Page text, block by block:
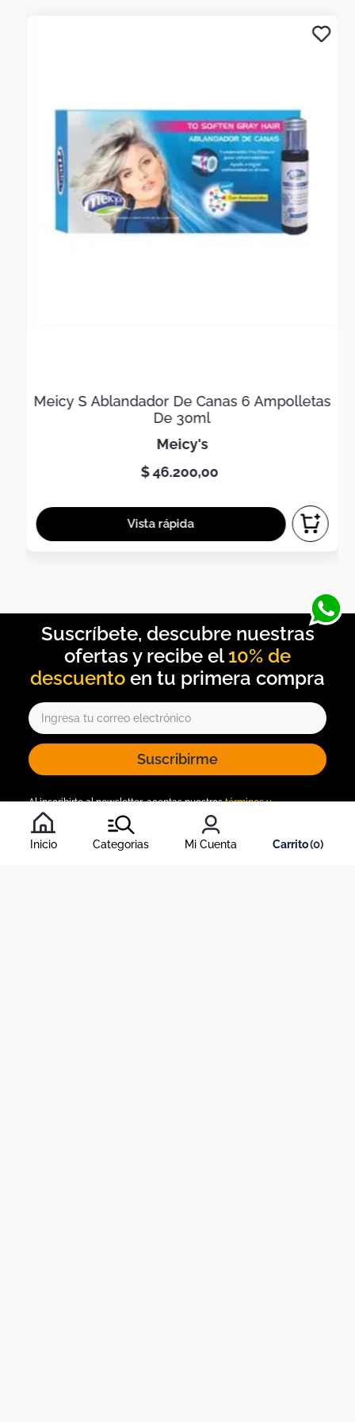
Inicio Categorias Mi Cuenta 0
Meicy S Ablandador De Canas 6 Ampolletas
De 30ml
meicy's
$46.200,00
10% de
descuento
Suscribirme
Al inscribirte al newsletter, aceptas nuestrostérminos y
condiciones
, y nuestra política de tratamiento de información